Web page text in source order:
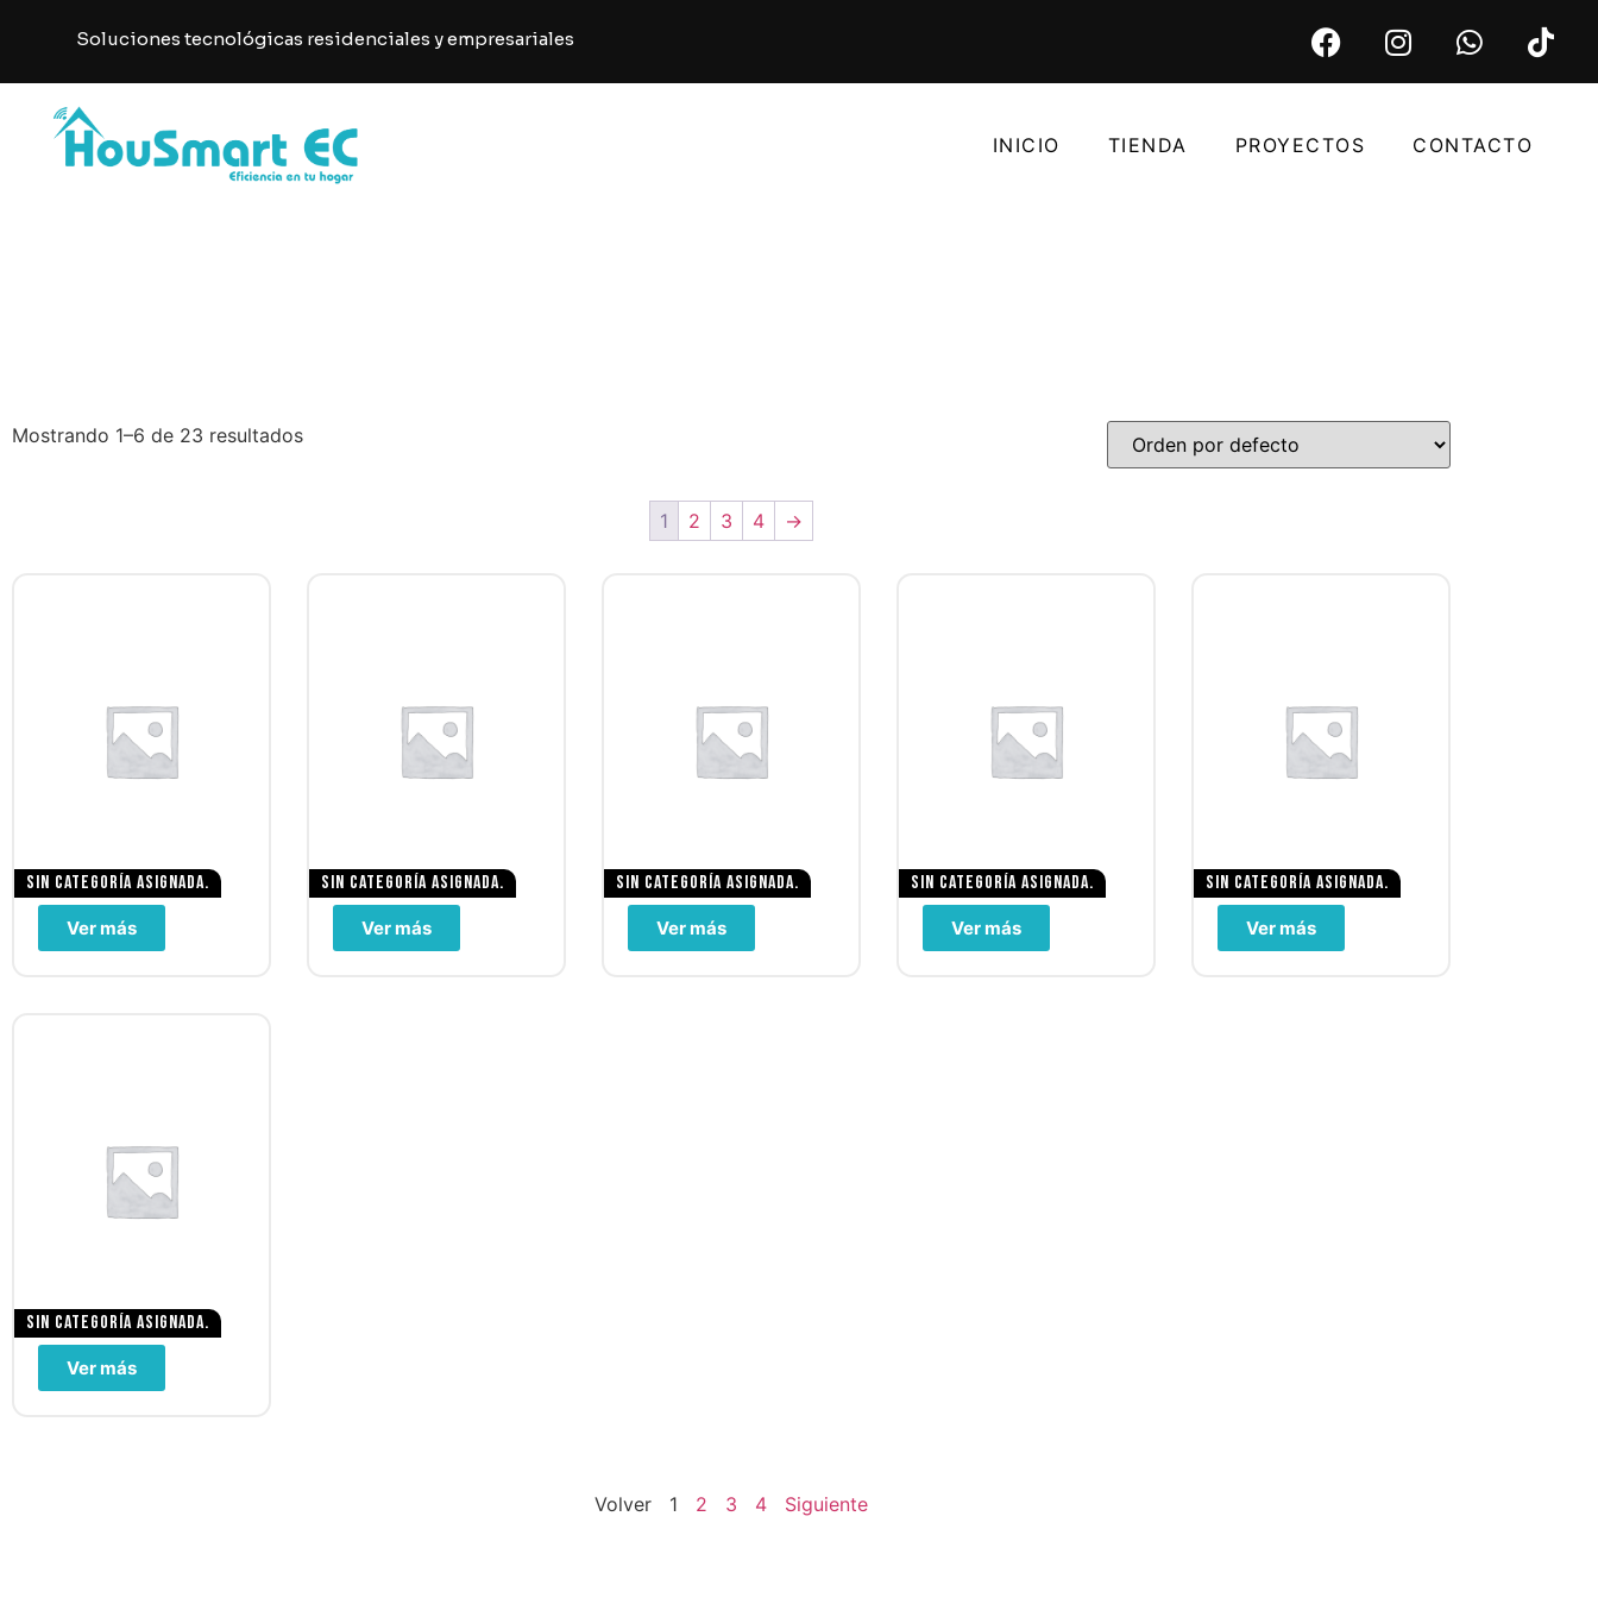
Soluciones tecnológicas residenciales y empresariales
INICIO TIENDA PROYECTOS CONTACTO
Mostrando 1–6 de 23 resultados
1 2 3 4 →
Sin categoría asignada.
Ver más
Sin categoría asignada.
Ver más
Sin categoría asignada.
Ver más
Sin categoría asignada.
Ver más
Sin categoría asignada.
Ver más
Sin categoría asignada.
Ver más
Volver 1 2 3 4 Siguiente